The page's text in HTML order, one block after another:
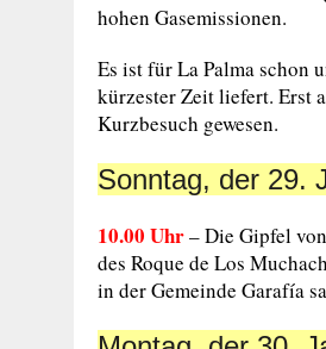
hohen Gasemissionen.
Es ist für La Palma schon
kürzester Zeit liefert. Erst
Kurzbesuch gewesen.
Sonntag, der 29.
10.00 Uhr– Die Gipfel
des Roque de Los
in der Gemeinde Garafía